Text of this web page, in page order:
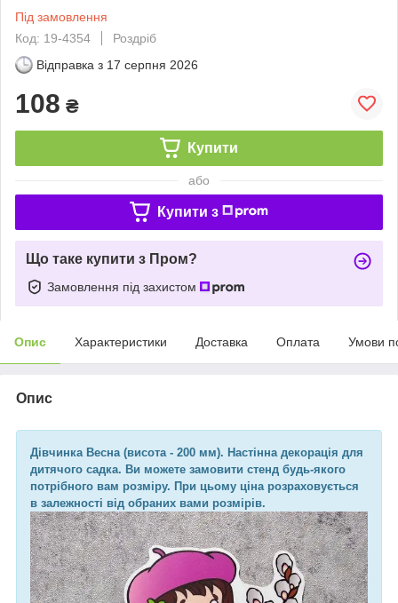
Під замовлення
Код: 19-4354
Роздріб
Відправка з 17 серпня 2026
108 ₴
Купити
або
Купити з
Що таке купити з Пром?
Замовлення під захистом
Опис Характеристики Доставка Оплата Умови
Опис
Дівчинка Весна (висота - 200 мм). Настінна декорація для
дитячого садка. Ви можете замовити стенд будь-якого
потрібного вам розміру. При цьому ціна розраховується
в залежності від обраних вами розмірів.